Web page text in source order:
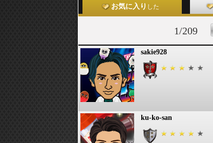
お気に入り した
1/209
sakie928
ku-ko-san